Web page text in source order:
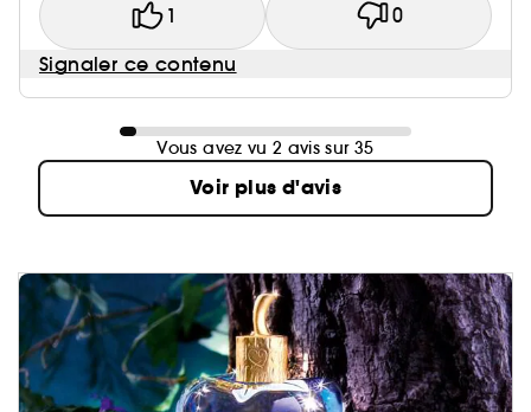
1 0
Signaler ce contenu
Vous avez vu 2 avis sur 35
Voir plus d'avis